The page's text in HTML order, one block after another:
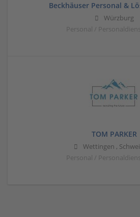
Beckhäuser Personal &
Würzburg
Personal /
TOM PARKER
Wettingen ,
Personal /